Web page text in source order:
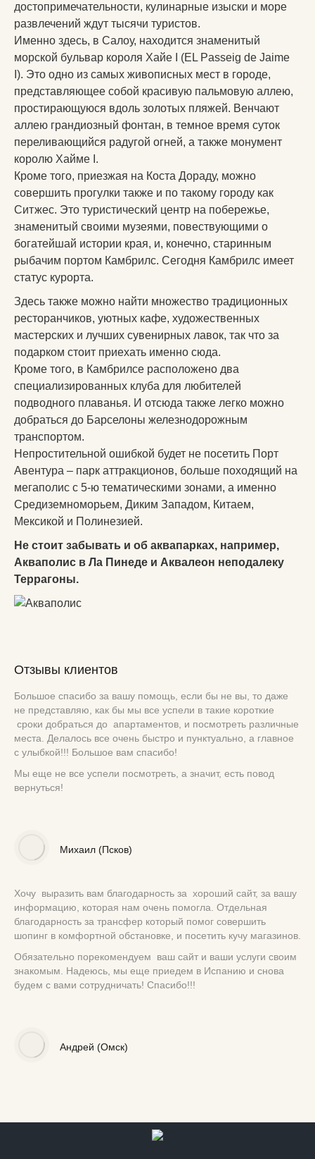
достопримечательности, кулинарные изыски и море
развлечений ждут тысячи туристов.
Именно здесь, в Салоу, находится знаменитый
морской бульвар короля Хайе I (EL Passeig de Jaime
I). Это одно из самых живописных мест в городе,
представляющее собой красивую пальмовую аллею,
простирающуюся вдоль золотых пляжей. Венчают
аллею грандиозный фонтан, в темное время суток
переливающийся радугой огней, а также монумент
королю Хайме I.
Кроме того, приезжая на Коста Дораду, можно
совершить прогулки также и по такому городу как
Ситжес. Это туристический центр на побережье,
знаменитый своими музеями, повествующими о
богатейшай истории края, и, конечно, старинным
рыбачим портом Камбрилс. Сегодня Камбрилс имеет
статус курорта.
Здесь также можно найти множество традиционных
ресторанчиков, уютных кафе, художественных
мастерских и лучших сувенирных лавок, так что за
подарком стоит приехать именно сюда.
Кроме того, в Камбрилсе расположено два
специализированных клуба для любителей
подводного плаванья. И отсюда также легко можно
добраться до Барселоны железнодорожным
транспортом.
Непростительной ошибкой будет не посетить Порт
Авентура – парк аттракционов, больше походящий на
мегаполис с 5-ю тематическими зонами, а именно
Средиземноморьем, Диким Западом, Китаем,
Мексикой и Полинезией.
Не стоит забывать и об аквапарках, например,
Акваполис в Ла Пинеде и Аквалеон неподалеку
Террагоны.
Отзывы клиентов
Большое спасибо за вашу помощь, если бы не вы, то даже
не представляю, как бы мы все успели в такие короткие
сроки добраться до апартаментов, и посмотреть различные
места. Делалось все очень быстро и пунктуально, а главное
с улыбкой!!! Большое вам спасибо!
Мы еще не все успели посмотреть, а значит, есть повод
вернуться!
Михаил (Псков)
Хочу выразить вам благодарность за хороший сайт, за вашу
информацию, которая нам очень помогла. Отдельная
благодарность за трансфер который помог совершить
шопинг в комфортной обстановке, и посетить кучу магазинов.
Обязательно порекомендуем ваш сайт и ваши услуги своим
знакомым. Надеюсь, мы еще приедем в Испанию и снова
будем с вами сотрудничать! Спасибо!!!
Андрей (Омск)